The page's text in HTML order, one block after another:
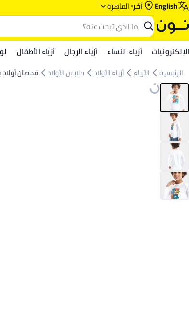
English آخر القاهرة
الإلكترونيات أزياء النساء أزياء الرجال أزياء الأطفال
الرئيسية الأزياء أزياء الأولاد ملابس الأولاد قمصان